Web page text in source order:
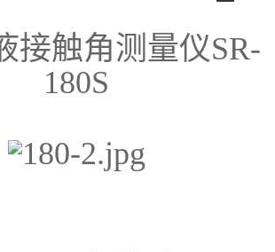
接触角测量仪SR-
180S